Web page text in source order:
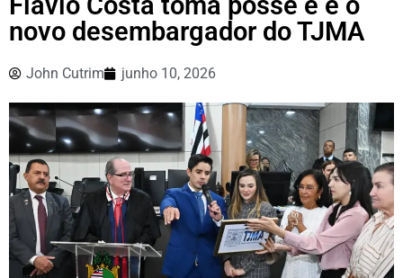
novo desembargador do TJMA
John Cutrim junho 10, 2026